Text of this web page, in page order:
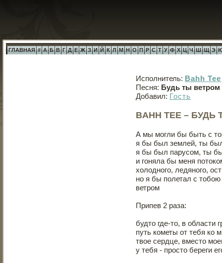
ГЛАВНАЯ # А Б В Г Д Е Ж З И Й К Л М Н О П Р С Т У Ф Х Ц Ч Ш Щ Э
Исполнитель: Bahh Tee
Песня: Будь ты ветром
Добавил: Гость
BAHH TEE –
А мы могли бы быть с
я бы был землей, ты
я бы был парусом, ты
и гоняла бы меня
холодного, ледяного,
но я бы полетал с
ветром
Припев 2 раза:
будто где-то, в области
путь кометы от тебя ко
твое сердце, вместо
у тебя - просто береги